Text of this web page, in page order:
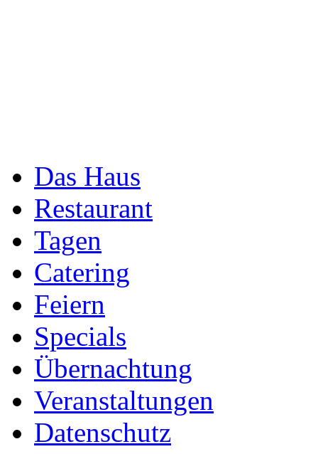
Das Haus
Restaurant
Tagen
Catering
Feiern
Specials
Übernachtung
Veranstaltungen
Datenschutz